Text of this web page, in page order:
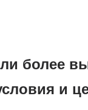
более
и